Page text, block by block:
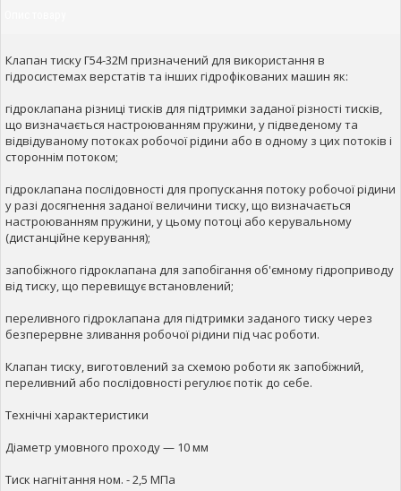
Клапан тиску Г54-32М призначений для використання в
гідросистемах верстатів та інших гідрофікованих машин як:
гідроклапана різниці тисків для підтримки заданої різності тисків,
що визначається настроюванням пружини, у підведеному та
відвідуваному потоках робочої рідини або в одному з цих потоків і
стороннім потоком;
гідроклапана послідовності для пропускання потоку робочої рідини
у разі досягнення заданої величини тиску, що визначається
настроюванням пружини, у цьому потоці або керувальному
(дистанційне керування);
запобіжного гідроклапана для запобігання об'ємному гідроприводу
від тиску, що перевищує встановлений;
переливного гідроклапана для підтримки заданого тиску через
безперервне зливання робочої рідини під час роботи.
Клапан тиску, виготовлений за схемою роботи як запобіжний,
переливний або послідовності регулює потік до себе.
Технічні характеристики
Діаметр умовного проходу — 10 мм
Тиск нагнітання ном. - 2,5 МПа